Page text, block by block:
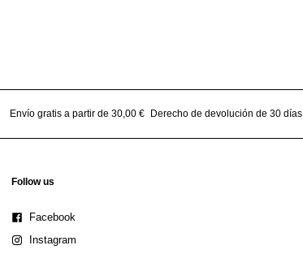
Envío gratis a partir de 30,00 € Derecho de devolución de 30 días
Follow us
Facebook
Instagram